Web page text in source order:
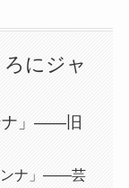
にジャ
ナ」——旧
ンナ」——芸